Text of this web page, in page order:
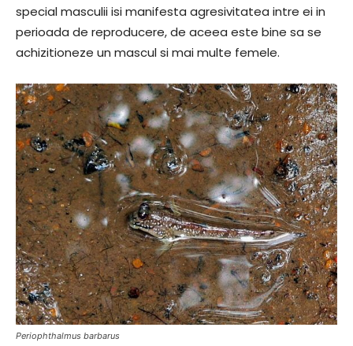
special masculii isi manifesta agresivitatea intre ei in
perioada de reproducere, de aceea este bine sa se
achizitioneze un mascul si mai multe femele.
Periophthalmus barbarus